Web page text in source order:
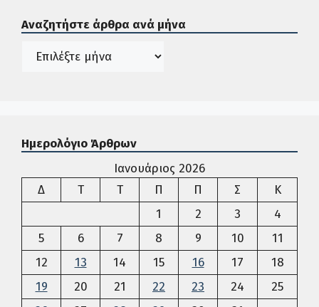
Αναζητήστε άρθρα ανά μήνα
Ιστορικό
Ημερολόγιο Άρθρων
Ιανουάριος 2026
ΔΔευτέρα
ΤΤρίτη ΤΤετάρτη
Π Πέμπτη
Π Παρασκευή
Σ Σάββατο
Κ
1
2 3
4
5
6 7 8 9 10
11
12
13 14 15 16 17
18
19
20 21 22 23 24
25